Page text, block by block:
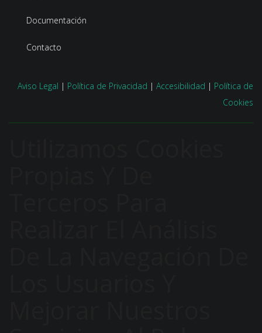
Documentación
Contacto
Aviso Legal | Política de Privacidad | Accesibilidad | Política de
Cookies